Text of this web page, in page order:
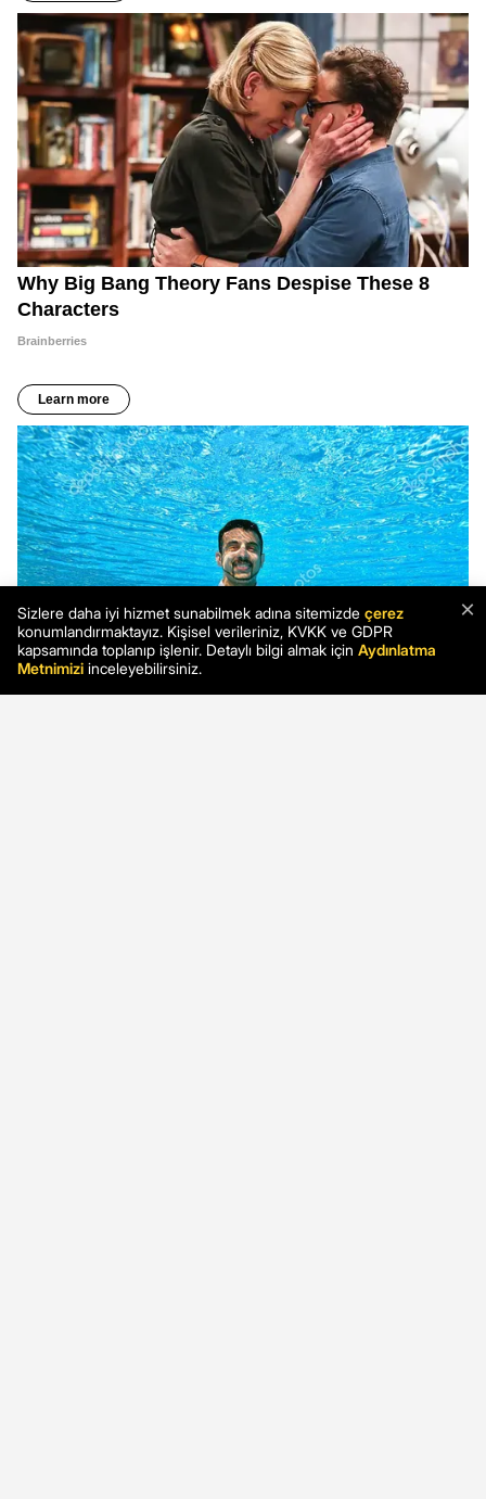
×
Sizlere daha iyi hizmet sunabilmek adına sitemizde çerez
konumlandırmaktayız. Kişisel verileriniz, KVKK ve GDPR
kapsamında toplanıp işlenir. Detaylı bilgi almak için Aydınlatma
Metnimizi inceleyebilirsiniz.